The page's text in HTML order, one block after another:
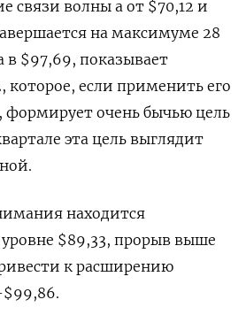
связи волны a от $70,12 и
на максимуме 28
в $97,69, показывает
которое, если применить его
формирует очень бычью цель
эта цель выглядит
находится
$89,33, прорыв выше
к расширению